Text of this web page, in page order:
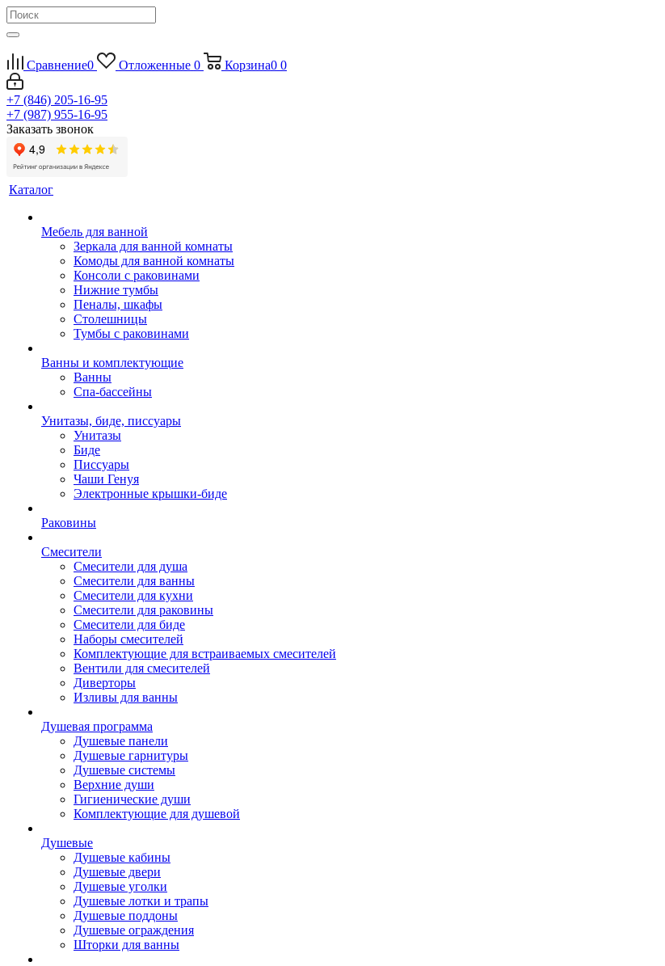
Сравнение0 Отложенные 0 Корзина0 0
+7 (846) 205-16-95
+7 (987) 955-16-95
Заказать звонок
Каталог
Мебель для ванной
Зеркала для ванной комнаты
Комоды для ванной комнаты
Консоли с раковинами
Нижние тумбы
Пеналы, шкафы
Столешницы
Тумбы с раковинами
Ванны и комплектующие
Ванны
Спа-бассейны
Унитазы, биде, писсуары
Унитазы
Биде
Писсуары
Чаши Генуя
Электронные крышки-биде
Раковины
Смесители
Смесители для душа
Смесители для ванны
Смесители для кухни
Смесители для раковины
Смесители для биде
Наборы смесителей
Комплектующие для встраиваемых смесителей
Вентили для смесителей
Диверторы
Изливы для ванны
Душевая программа
Душевые панели
Душевые гарнитуры
Душевые системы
Верхние души
Гигиенические души
Комплектующие для душевой
Душевые
Душевые кабины
Душевые двери
Душевые уголки
Душевые лотки и трапы
Душевые поддоны
Душевые ограждения
Шторки для ванны